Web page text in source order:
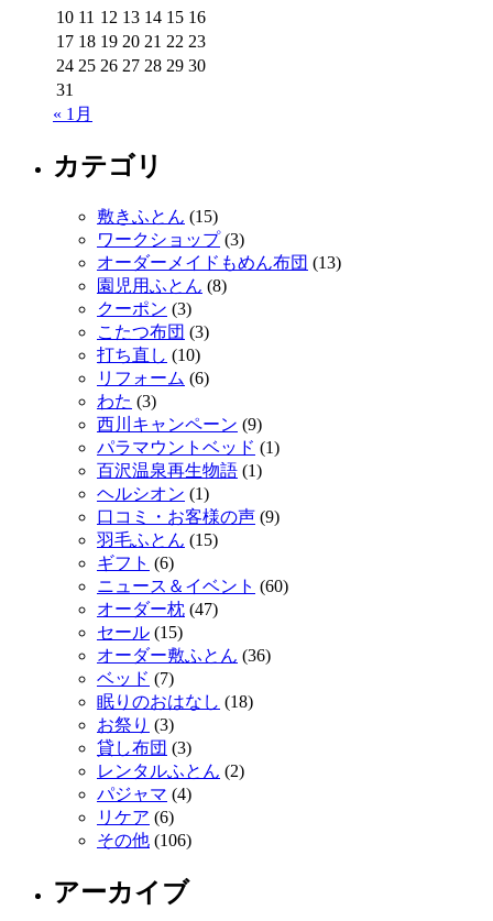
10 11 12 13 14 15 16
17 18 19 20 21 22 23
24 25 26 27 28 29 30
31
« 1月
カテゴリ
敷きふとん (15)
ワークショップ(3)
オーダーメイドもめん布団 (13)
園児用ふとん (8)
クーポン (3)
こたつ布団 (3)
打ち直し (10)
リフォーム (6)
わた (3)
西川キャンペーン (9)
パラマウントベッド (1)
百沢温泉再生物語 (1)
ヘルシオン (1)
口コミ・お客様の声 (9)
羽毛ふとん (15)
ギフト (6)
ニュース＆イベント (60)
オーダー枕 (47)
セール (15)
オーダー敷ふとん (36)
ベッド (7)
眠りのおはなし (18)
お祭り (3)
貸し布団 (3)
レンタルふとん (2)
パジャマ (4)
リケア (6)
その他 (106)
アーカイブ